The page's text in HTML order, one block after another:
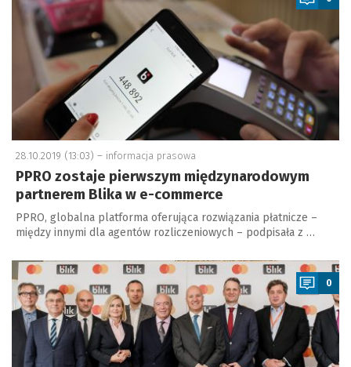
28.10.2019 (13:03) – informacja prasowa
PPRO zostaje pierwszym międzynarodowym
partnerem Blika w e-commerce
PPRO, globalna platforma oferująca rozwiązania płatnicze –
między innymi dla agentów rozliczeniowych – podpisała z …
a
0